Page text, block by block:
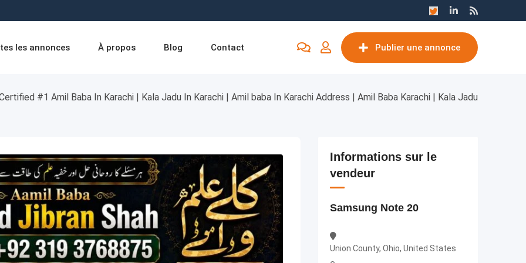
les annonces À propos Blog Contact Publier une annonce
#1 Amil Baba In Karachi | Kala Jadu In Karachi | Amil baba In Karachi Address | Amil Baba Karachi | Kala Jadu
Informations sur le
vendeur
Samsung Note 20
Union County, Ohio, United States